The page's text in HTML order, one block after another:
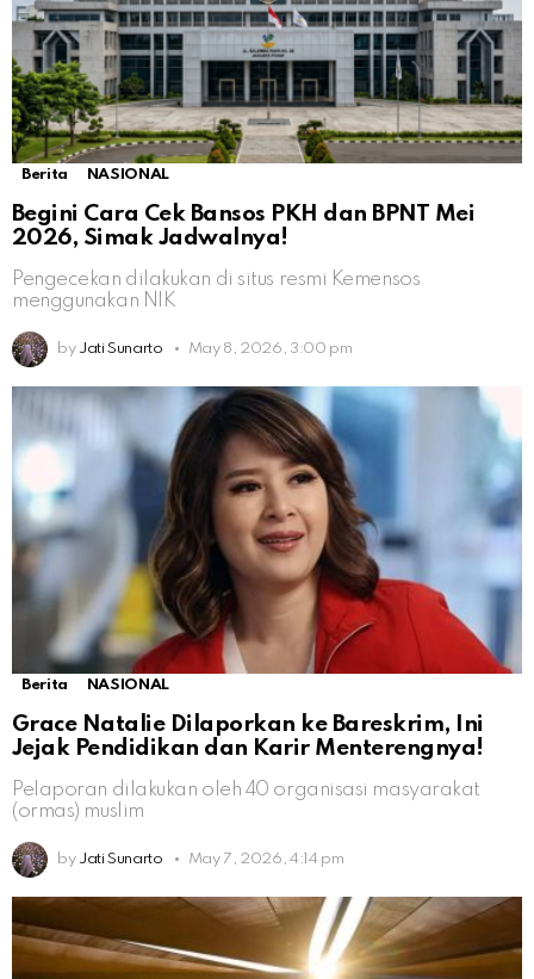
Berita NASIONAL
Begini Cara Cek Bansos PKH dan BPNT Mei
2026, Simak Jadwalnya!
Pengecekan dilakukan di situs resmi Kemensos
menggunakan NIK
by Jati Sunarto May 8, 2026, 3:00 pm
Berita NASIONAL
Grace Natalie Dilaporkan ke Bareskrim, Ini
Jejak Pendidikan dan Karir Menterengnya!
Pelaporan dilakukan oleh 40 organisasi masyarakat
(ormas) muslim
by Jati Sunarto May 7, 2026, 4:14 pm